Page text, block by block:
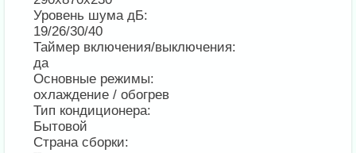
Уровень шума дБ:
19/26/30/40
Таймер включения/выключения:
да
Основные режимы:
охлаждение / обогрев
Тип кондиционера:
Бытовой
Страна сборки: